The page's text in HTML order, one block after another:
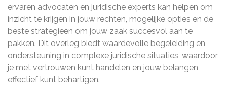
ervaren advocaten en juridische experts kan helpen om
inzicht te krijgen in jouw rechten, mogelijke opties en de
beste strategieën om jouw zaak succesvol aan te
pakken. Dit overleg biedt waardevolle begeleiding en
ondersteuning in complexe juridische situaties, waardoor
je met vertrouwen kunt handelen en jouw belangen
effectief kunt behartigen.